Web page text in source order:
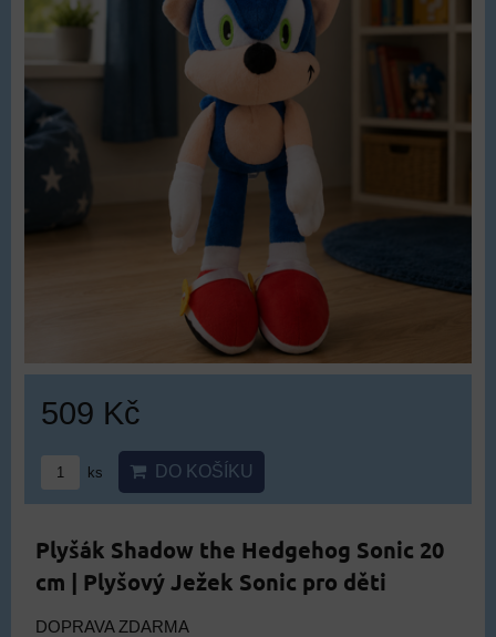
509 Kč
ks DO KOŠÍKU
Plyšák Shadow the Hedgehog Sonic 20
cm | Plyšový Ježek Sonic pro děti
DOPRAVA ZDARMA